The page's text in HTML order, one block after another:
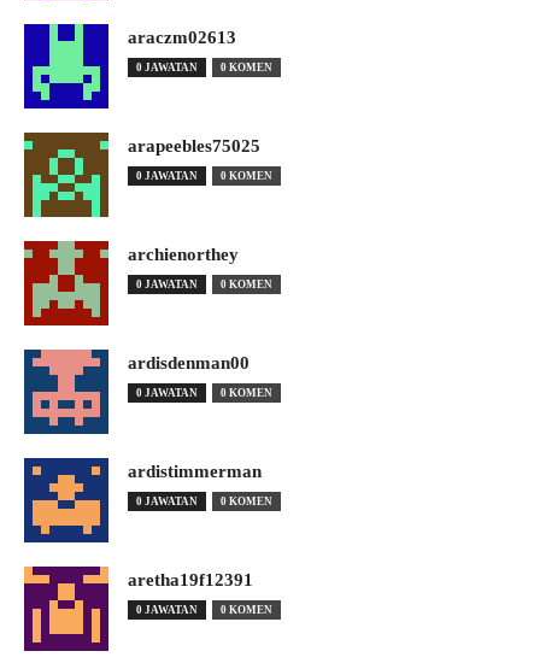
araczm02613
0 JAWATAN 0 KOMEN
arapeebles75025
0 JAWATAN 0 KOMEN
archienorthey
0 JAWATAN 0 KOMEN
ardisdenman00
0 JAWATAN 0 KOMEN
ardistimmerman
0 JAWATAN 0 KOMEN
aretha19f12391
0 JAWATAN 0 KOMEN